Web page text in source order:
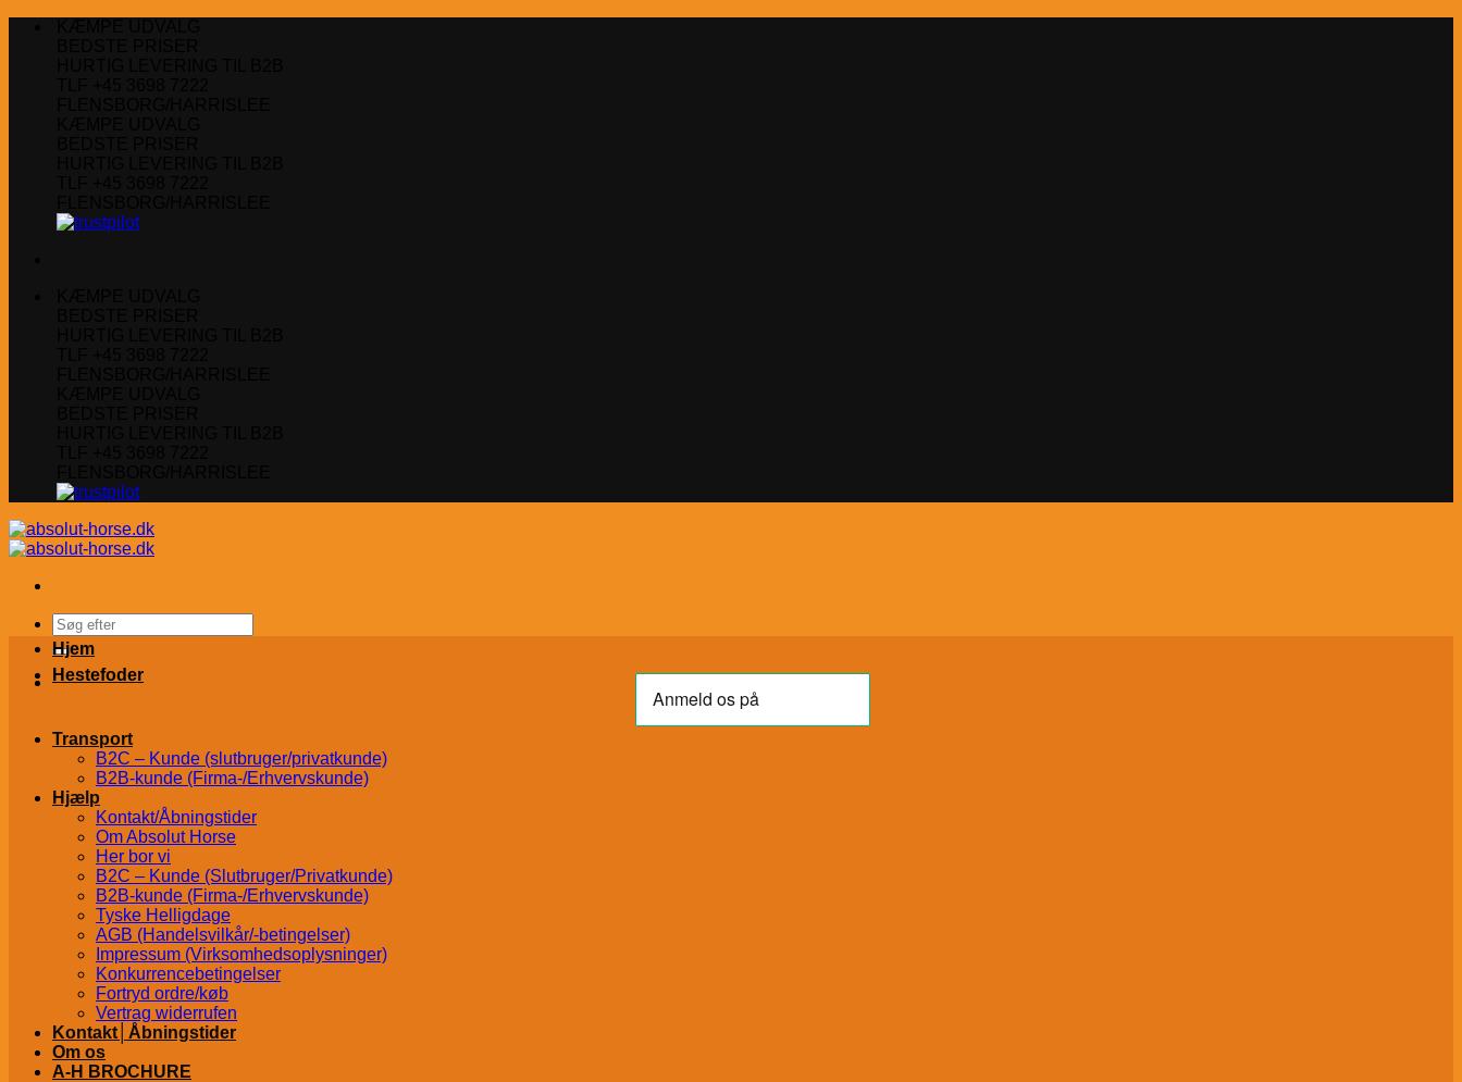
Søg
efter:
Transport
B2C – Kunde (slutbruger/privatkunde)
B2B-kunde (Firma-/Erhvervskunde)
Hjælp
Kontakt/Åbningstider
Om Absolut Horse
Her bor vi
B2C – Kunde (Slutbruger/Privatkunde)
B2B-kunde (Firma-/Erhvervskunde)
Tyske Helligdage
AGB (Handelsvilkår/-betingelser)
Impressum (Virksomhedsoplysninger)
Konkurrencebetingelser
Fortryd ordre/køb
Vertrag widerrufen
Kontakt│Åbningstider
Om os
A-H BROCHURE
Hjem
Hestefoder